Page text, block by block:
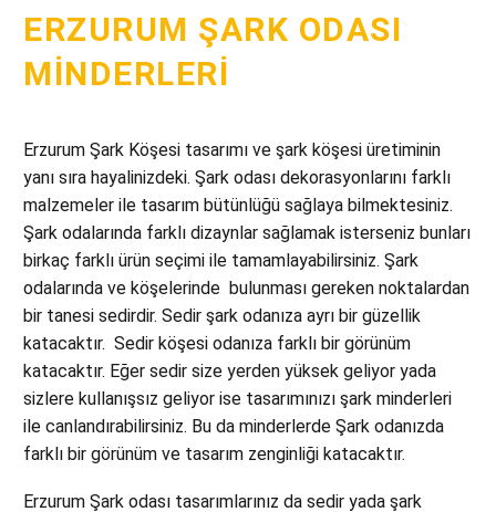
ERZURUM ŞARK ODASI
MINDERLERI
Erzurum Şark Köşesi tasarımı ve şark köşesi üretiminin
yanı sıra hayalinizdeki. Şark odası dekorasyonlarını farklı
malzemeler ile tasarım bütünlüğü sağlaya bilmektesiniz.
Şark odalarında farklı dizaynlar sağlamak isterseniz bunları
birkaç farklı ürün seçimi ile tamamlayabilirsiniz. Şark
odalarında ve köşelerinde bulunması gereken noktalardan
bir tanesi sedirdir. Sedir şark odanıza ayrı bir güzellik
katacaktır. Sedir köşesi odanıza farklı bir görünüm
katacaktır. Eğer sedir size yerden yüksek geliyor yada
sizlere kullanışsız geliyor ise tasarımınızı şark minderleri
ile canlandırabilirsiniz. Bu da minderlerde Şark odanızda
farklı bir görünüm ve tasarım zenginliği katacaktır.
Erzurum Şark odası tasarımlarınız da sedir yada şark